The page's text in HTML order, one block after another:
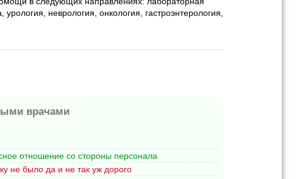
неврология, онкология, гастроэнтерология,
врачами
отношение со стороны персонала
не было да и не так уж дорого